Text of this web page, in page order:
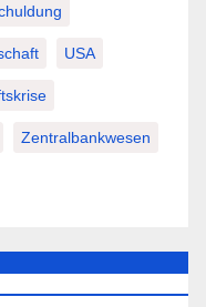
USA
Zentralbankwesen